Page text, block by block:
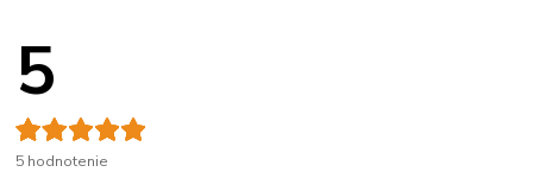
5
5 hodnotenie